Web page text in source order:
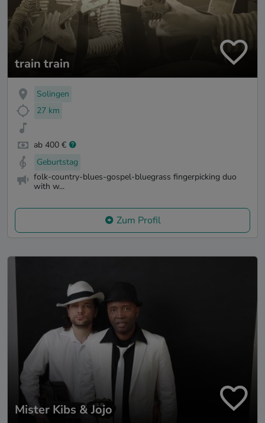
train train
Solingen
27 km
ab 400 €
Geburtstag
folk-country-blues-gospel-bluegrass fingerpicking duo
with w...
Zum Profil
Mister Kibs & Jojo